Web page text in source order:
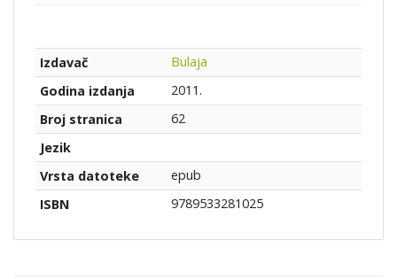
Izdavač
Bulaja
Godina izdanja
2011.
Broj stranica
62
Jezik
Vrsta datoteke
epub
ISBN
9789533281025